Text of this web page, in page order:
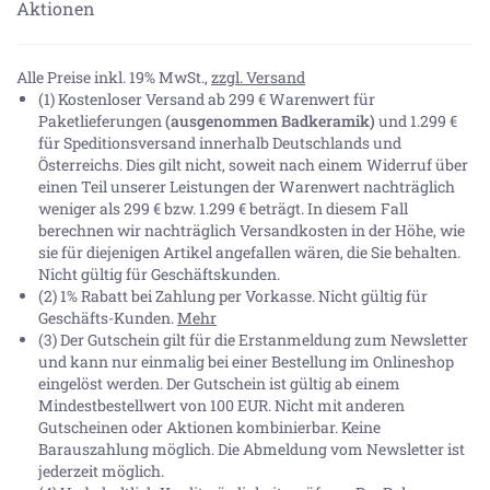
Aktionen
Alle Preise inkl. 19% MwSt., zzgl. Versand
(1) Kostenloser Versand ab 299 € Warenwert für
Paketlieferungen(ausgenommen Badkeramik) und 1.299 €
für Speditionsversand innerhalb Deutschlands und
Österreichs. Dies gilt nicht, soweit nach einem Widerruf über
einen Teil unserer Leistungen der Warenwert nachträglich
weniger als 299 € bzw. 1.299 € beträgt. In diesem Fall
berechnen wir nachträglich Versandkosten in der Höhe, wie
sie für diejenigen Artikel angefallen wären, die Sie behalten.
Nicht gültig für Geschäftskunden.
(2) 1% Rabatt bei Zahlung per Vorkasse. Nicht gültig für
Geschäfts-Kunden.Mehr
(3) Der Gutschein gilt für die Erstanmeldung zum Newsletter
und kann nur einmalig bei einer Bestellung im Onlineshop
eingelöst werden. Der Gutschein ist gültig ab einem
Mindestbestellwert von 100 EUR. Nicht mit anderen
Gutscheinen oder Aktionen kombinierbar. Keine
Barauszahlung möglich. Die Abmeldung vom Newsletter ist
jederzeit möglich.